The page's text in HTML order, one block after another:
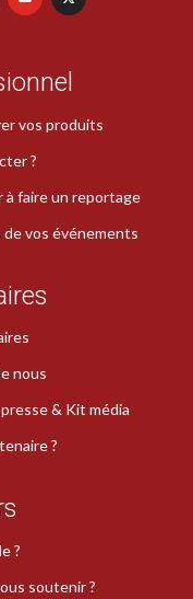
vos produits
?
à faire un reportage
de vos événements
nous
& Kit média
?
?
soutenir ?